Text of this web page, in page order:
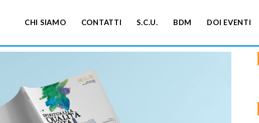
CHI SIAMO CONTATTI S.C.U. BDM DOI EVENTI